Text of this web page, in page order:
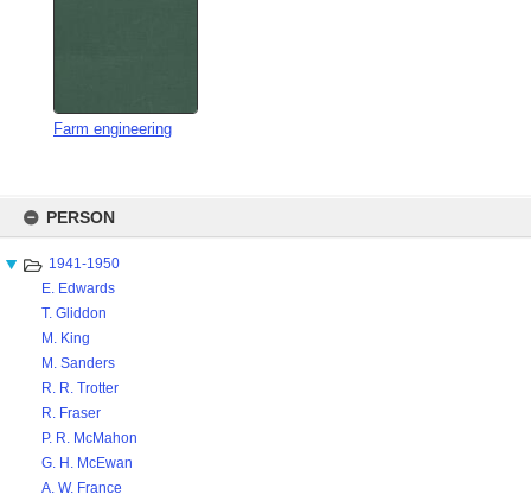
content
PERSON
1941-1950
E. Edwards
T. Gliddon
M. King
M. Sanders
R. R. Trotter
R. Fraser
P. R. McMahon
G. H. McEwan
A. W. France
Farm engineering